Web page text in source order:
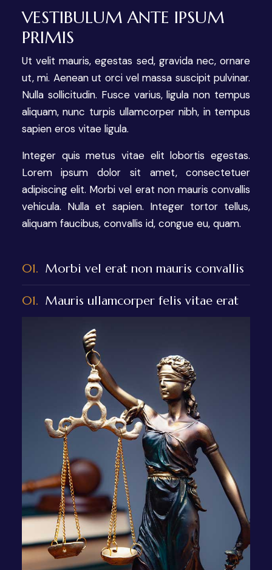
VESTIBULUM ANTE IPSUM
PRIMIS
Ut velit mauris, egestas sed, gravida nec, ornare
ut, mi. Aenean ut orci vel massa suscipit pulvinar.
Nulla sollicitudin. Fusce varius, ligula non tempus
aliquam, nunc turpis ullamcorper nibh, in tempus
sapien eros vitae ligula.
Integer quis metus vitae elit lobortis egestas.
Lorem ipsum dolor sit amet, consectetuer
adipiscing elit. Morbi vel erat non mauris convallis
vehicula. Nulla et sapien. Integer tortor tellus,
aliquam faucibus, convallis id, congue eu, quam.
01. Morbi vel erat non mauris convallis
01. Mauris ullamcorper felis vitae erat